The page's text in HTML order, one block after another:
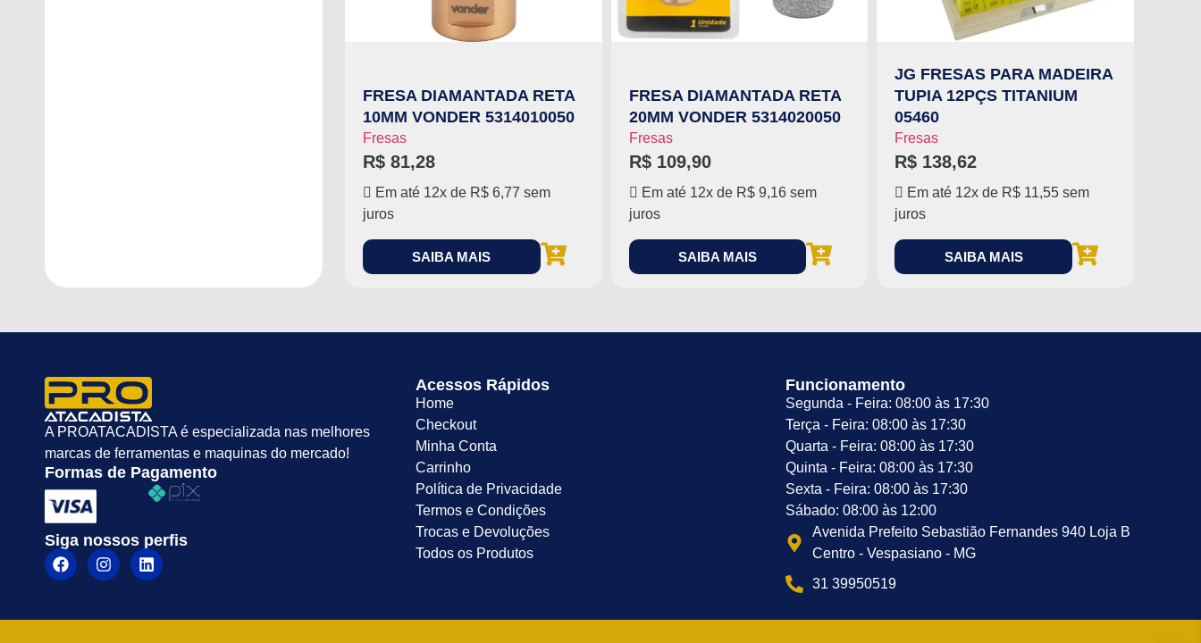
FRESA DIAMANTADA RETA
10MM VONDER 5314010050
Fresas
R$ 81,28
Em até 12x de R$ 6,77 sem
juros
SAIBA MAIS
FRESA DIAMANTADA RETA
20MM VONDER 5314020050
Fresas
R$109,90
Em até 12x de R$9,16sem
juros
SAIBA MAIS
JG FRESAS PARA MADEIRA
TUPIA 12PÇS TITANIUM
05460
Fresas
R$ 138,62
Em até 12x de R$ 11,55 sem
juros
SAIBA MAIS
A PROATACADISTA é especializada nas melhores
marcas de ferramentas e maquinas do mercado!
Formas de Pagamento
Siga nossos perfis
Acessos Rápidos
Home
Checkout
Minha Conta
Carrinho
Política de Privacidade
Termos e Condições
Trocas e Devoluções
Todos os Produtos
Funcionamento
Segunda - Feira: 08:00 às 17:30
Terça - Feira: 08:00 às 17:30
Quarta - Feira: 08:00 às 17:30
Quinta - Feira: 08:00 às 17:30
Sexta - Feira: 08:00 às 17:30
Sábado: 08:00 às 12:00
Avenida Prefeito Sebastião Fernandes 940 Loja B
Centro - Vespasiano - MG
31 39950519